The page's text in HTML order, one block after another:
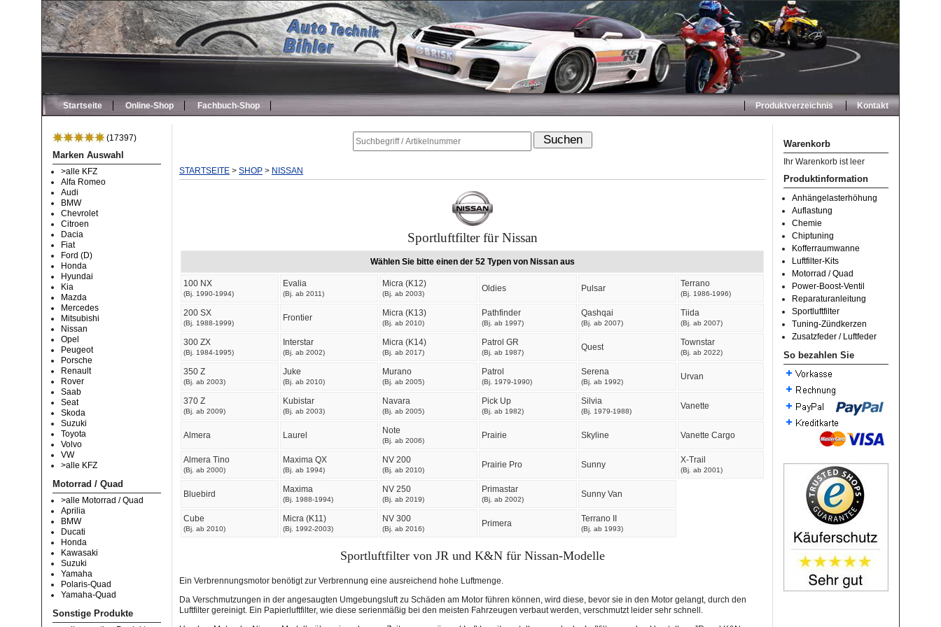
Startseite Online-Shop Fachbuch-Shop Produktverzeichnis Kontakt
(17397)
Marken Auswahl
>alle KFZ
Alfa Romeo
Audi
BMW
Chevrolet
Citroen
Dacia
Fiat
Ford (D)
Honda
Hyundai
Kia
Mazda
Mercedes
Mitsubishi
Nissan
Opel
Peugeot
Porsche
Renault
Rover
Saab
Seat
Skoda
Suzuki
Toyota
Volvo
VW
>alle KFZ
Motorrad / Quad
>alle Motorrad / Quad
Aprilia
BMW
Ducati
Honda
Kawasaki
Suzuki
Yamaha
Polaris-Quad
Yamaha-Quad
Sonstige Produkte
Warenkorb
Ihr Warenkorb ist leer
Produktinformation
Anhängelasterhöhung
Auflastung
Chemie
Chiptuning
Kofferraumwanne
Luftfilter-Kits
Motorrad / Quad
Power-Boost-Ventil
Reparaturanleitung
Sportluftfilter
Tuning-Zündkerzen
Zusatzfeder / Luftfeder
So bezahlen Sie
STARTSEITE > SHOP > NISSAN
Sportluftfilter für Nissan
Wählen Sie bitte einen der 52 Typen von Nissan aus
100 NX
(Bj. 1990-1994)
Evalia
(Bj. ab 2011)
Micra (K12)
(Bj. ab 2003)
Oldies Pulsar Terrano
(Bj. 1986-1996)
200 SX
(Bj. 1988-1999)
Frontier Micra (K13)
(Bj. ab 2010)
Pathfinder
(Bj. ab 1997)
Qashqai
(Bj. ab 2007)
Tiida
(Bj. ab 2007)
300 ZX
(Bj. 1984-1995)
Interstar
(Bj. ab 2002)
Micra (K14)
(Bj. ab 2017)
Patrol GR
(Bj. ab 1987)
Quest Townstar
(Bj. ab 2022)
350 Z
(Bj. ab 2003)
Juke
(Bj. ab 2010)
Murano
(Bj. ab 2005)
Patrol
(Bj. 1979-1990)
Serena
(Bj. ab 1992)
Urvan
370 Z
(Bj. ab 2009)
Kubistar
(Bj. ab 2003)
Navara
(Bj. ab 2005)
Pick Up
(Bj. ab 1982)
Silvia
(Bj. 1979-1988)
Vanette
Almera Laurel Note
(Bj. ab 2006)
Prairie Skyline Vanette Cargo
Almera Tino
(Bj. ab 2000)
Maxima QX
(Bj. ab 1994)
NV 200
(Bj. ab 2010)
Prairie Pro Sunny X-Trail
(Bj. ab 2001)
Bluebird Maxima
(Bj. 1988-1994)
NV 250
(Bj. ab 2019)
Primastar
(Bj. ab 2002)
Sunny Van
Cube
(Bj. ab 2010)
Micra (K11)
(Bj. 1992-2003)
NV 300
(Bj. ab 2016)
Primera Terrano II
(Bj. ab 1993)
Sportluftfilter von JR und K&N für Nissan-Modelle
Ein Verbrennungsmotor benötigt zur Verbrennung eine ausreichend hohe Luftmenge.
Da Verschmutzungen in der angesaugten Umgebungsluft zu Schäden am Motor führen können, wird diese, bevor sie in den Motor gelangt, durch den
Luftfilter gereinigt. Ein Papierluftfilter, wie diese serienmäßig bei den meisten Fahrzeugen verbaut werden, verschmutzt leider sehr schnell.